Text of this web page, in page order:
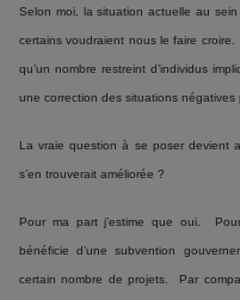
Selon moi, la situation actuelle au
certains voudraient nous le faire
qu’un nombre restreint d’individus
une correction des situations négatives
La vraie question à se poser devient
s’en trouverait améliorée ?
Pour ma part j’estime que oui.
bénéficie d’une subvention
certain nombre de projets. Par